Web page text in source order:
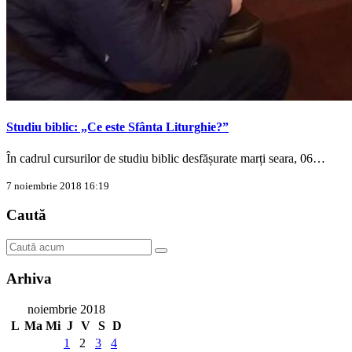
Studiu biblic: „Ce este Sfânta Liturghie?”
În cadrul cursurilor de studiu biblic desfășurate marți seara, 06…
7 noiembrie 2018 16:19
Caută
Arhiva
noiembrie 2018
L Ma Mi J V S D
1
2 3
4